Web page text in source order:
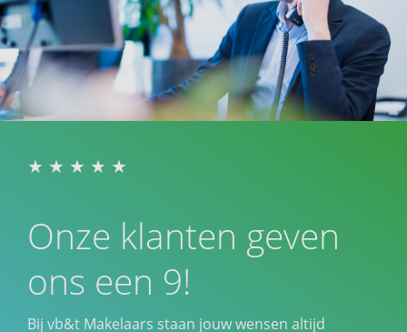
Onze klanten geven
ons een 9!
Bij vb&t Makelaars staan jouw wensen altijd